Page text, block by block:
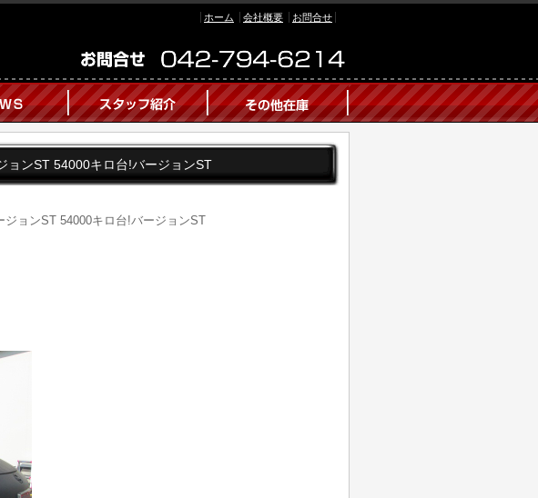
ホーム 会社概要 お問合せ
ョンST 54000キロ台!バージョンST
ョンST 54000キロ台!バージョンST